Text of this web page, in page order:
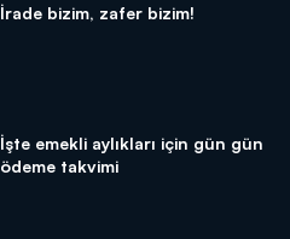
İrade bizim, zafer bizim!
İşte emekli aylıkları için gün gün
ödeme takvimi